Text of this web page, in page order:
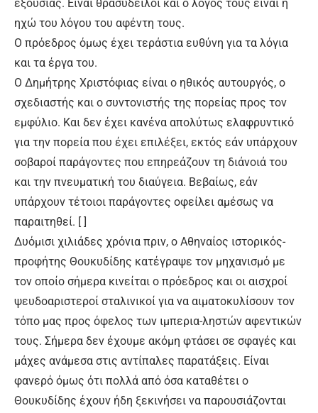
εξουσίας. Είναι θρασύδειλοι και ο λόγος τους είναι η
ηχώ του λόγου του αφέντη τους.
Ο πρόεδρος όμως έχει τεράστια ευθύνη για τα λόγια
και τα έργα του.
Ο Δημήτρης Χριστόφιας είναι ο ηθικός αυτουργός, ο
σχεδιαστής και ο συντονιστής της πορείας προς τον
εμφύλιο. Και δεν έχει κανένα απολύτως ελαφρυντικό
για την πορεία που έχει επιλέξει, εκτός εάν υπάρχουν
σοβαροί παράγοντες που επηρεάζουν τη διάνοιά του
και την πνευματική του διαύγεια. Βεβαίως, εάν
υπάρχουν τέτοιοι παράγοντες οφείλει αμέσως να
παραιτηθεί. [ ]
Δυόμισι χιλιάδες χρόνια πριν, ο Αθηναίος ιστορικός-
προφήτης Θουκυδίδης κατέγραψε τον μηχανισμό με
τον οποίο σήμερα κινείται ο πρόεδρος και οι αισχροί
ψευδοαριστεροί σταλινικοί για να αιματοκυλίσουν τον
τόπο μας προς όφελος των ιμπερια-ληστών αφεντικών
τους. Σήμερα δεν έχουμε ακόμη φτάσει σε σφαγές και
μάχες ανάμεσα στις αντίπαλες παρατάξεις. Είναι
φανερό όμως ότι πολλά από όσα καταθέτει ο
Θουκυδίδης έχουν ήδη ξεκινήσει να παρουσιάζονται